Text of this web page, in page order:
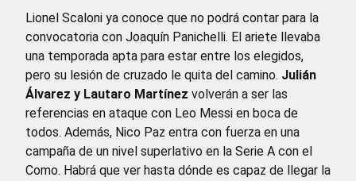
Lionel Scaloni ya conoce que no podrá contar para la
convocatoria con Joaquín Panichelli. El ariete llevaba
una temporada apta para estar entre los elegidos,
pero su lesión de cruzado le quita del camino. Julián
Álvarez y Lautaro Martínez volverán a ser las
referencias en ataque con Leo Messi en boca de
todos. Además, Nico Paz entra con fuerza en una
campaña de un nivel superlativo en la Serie A con el
Como. Habrá que ver hasta dónde es capaz de llegar la